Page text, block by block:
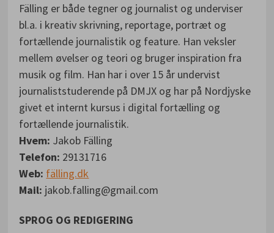
Fälling er både tegner og journalist og underviser
bl.a. i kreativ skrivning, reportage, portræt og
fortællende journalistik og feature. Han veksler
mellem øvelser og teori og bruger inspiration fra
musik og film. Han har i over 15 år undervist
journaliststuderende på DMJX og har på Nordjyske
givet et internt kursus i digital fortælling og
fortællende journalistik.
Hvem: Jakob Fälling
Telefon: 29131716
Web: fälling.dk
Mail: jakob.falling@gmail.com
SPROG OG REDIGERING